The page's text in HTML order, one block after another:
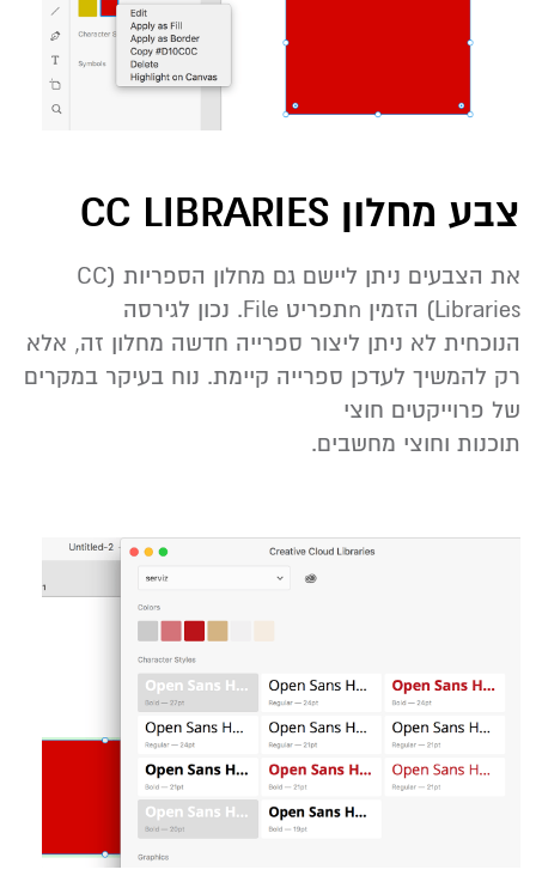
צבע מחלון CC LIBRARIES
את הצבעים ניתן ליישם גם מחלון הספריות (CC
Libraries) הזמין nתפריט File. נכון לגירסה
הנוכחית לא ניתן ליצור ספרייה חדשה מחלון זה, אלא
רק להמשיך לעדכן ספרייה קיימת. נוח בעיקר במקרים
של פרוייקטים חוצי
תוכנות וחוצי מחשבים.